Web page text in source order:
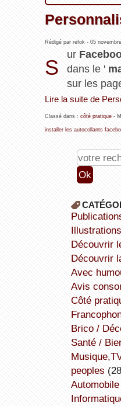
Rédigé par refok - 05
S
ur
dans le '
sur les
Lire la suite de
Classé dans : côté pratique-
installer les autocollants
illustrations
découvrir
découvrir
avec
avis
côté
Brico /
Santé /
Musique,TV et autres
peoples
Automobile